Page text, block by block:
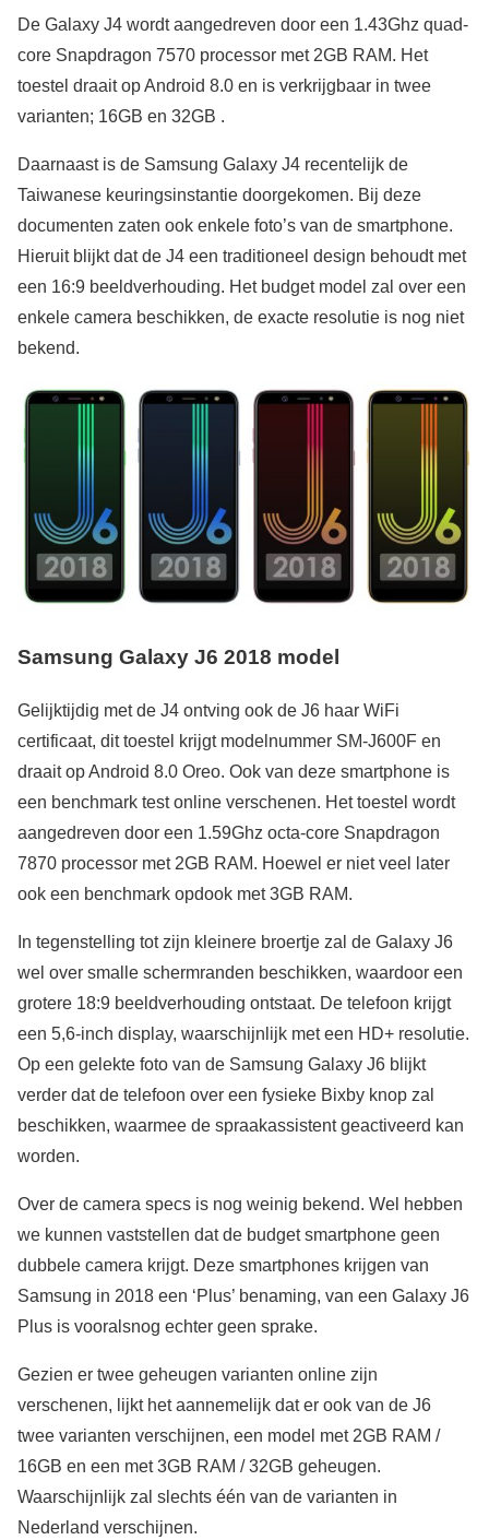
De Galaxy J4 wordt aangedreven door een 1.43Ghz quad-
core Snapdragon 7570 processor met 2GB RAM. Het
toestel draait op Android 8.0 en is verkrijgbaar in twee
varianten; 16GB en 32GB .
Daarnaast is de Samsung Galaxy J4 recentelijk de
Taiwanese keuringsinstantie doorgekomen. Bij deze
documenten zaten ook enkele foto’s van de smartphone.
Hieruit blijkt dat de J4 een traditioneel design behoudt met
een 16:9 beeldverhouding. Het budget model zal over een
enkele camera beschikken, de exacte resolutie is nog niet
bekend.
Samsung Galaxy J6 2018 model
Gelijktijdig met de J4 ontving ook de J6 haar WiFi
certificaat, dit toestel krijgt modelnummer SM-J600F en
draait op Android 8.0 Oreo. Ook van deze smartphone is
een benchmark test online verschenen. Het toestel wordt
aangedreven door een 1.59Ghz octa-core Snapdragon
7870 processor met 2GB RAM. Hoewel er niet veel later
ook een benchmark opdook met 3GB RAM.
In tegenstelling tot zijn kleinere broertje zal de Galaxy J6
wel over smalle schermranden beschikken, waardoor een
grotere 18:9 beeldverhouding ontstaat. De telefoon krijgt
een 5,6-inch display, waarschijnlijk met een HD+ resolutie.
Op een gelekte foto van de Samsung Galaxy J6 blijkt
verder dat de telefoon over een fysieke Bixby knop zal
beschikken, waarmee de spraakassistent geactiveerd kan
worden.
Over de camera specs is nog weinig bekend. Wel hebben
we kunnen vaststellen dat de budget smartphone geen
dubbele camera krijgt. Deze smartphones krijgen van
Samsung in 2018 een ‘Plus’ benaming, van een Galaxy J6
Plus is vooralsnog echter geen sprake.
Gezien er twee geheugen varianten online zijn
verschenen, lijkt het aannemelijk dat er ook van de J6
twee varianten verschijnen, een model met 2GB RAM /
16GB en een met 3GB RAM / 32GB geheugen.
Waarschijnlijk zal slechts één van de varianten in
Nederland verschijnen.